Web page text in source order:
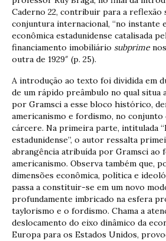
Caderno 22, contribuir para a reflexão
conjuntura internacional, “no instante
econômica estadunidense catalisada
financiamento imobiliário subprime
outra de 1929″ (p. 25).
A introdução ao texto foi dividida em
de um rápido preâmbulo no qual situa
por Gramsci a esse bloco histórico,
americanismo e fordismo, no
cárcere. Na primeira parte, intitulada
estadunidense”, o autor ressalta
abrangência atribuída por Gramsci ao
americanismo. Observa também que,
dimensões econômica, política e
passa a constituir-se em um novo
profundamente imbricado na esfera
taylorismo e o fordismo. Chama a
deslocamento do eixo dinâmico da
Europa para os Estados Unidos,